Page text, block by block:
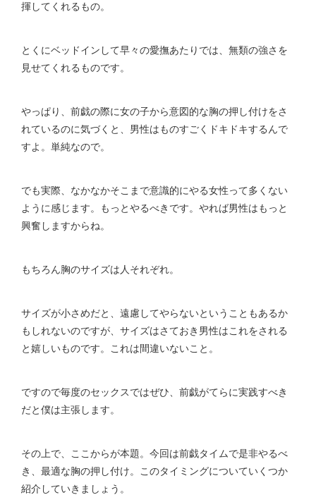
揮してくれるもの。
とくにベッドインして早々の愛撫あたりでは、無類の強さを
見せてくれるものです。
やっぱり、前戯の際に女の子から意図的な胸の押し付けをさ
れているのに気づくと、男性はものすごくドキドキするんで
すよ。単純なので。
でも実際、なかなかそこまで意識的にやる女性って多くない
ように感じます。もっとやるべきです。やれば男性はもっと
興奮しますからね。
もちろん胸のサイズは人それぞれ。
サイズが小さめだと、遠慮してやらないということもあるか
もしれないのですが、サイズはさておき男性はこれをされる
と嬉しいものです。これは間違いないこと。
ですので毎度のセックスではぜひ、前戯がてらに実践すべき
だと僕は主張します。
その上で、ここからが本題。今回は前戯タイムで是非やるべ
き、最適な胸の押し付け。このタイミングについていくつか
紹介していきましょう。